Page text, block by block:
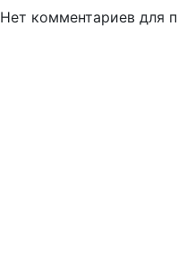
Нет комментариев для